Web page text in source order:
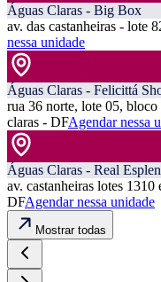
Águas Claras - Big Box
av. das castanheiras - lote
nessa unidade
Águas Claras - Felicittá
rua 36 norte, lote 05,
claras - DFAgendar nessa
Águas Claras - Real
av. castanheiras lotes
DFAgendar nessa unidade
Mostrar todas